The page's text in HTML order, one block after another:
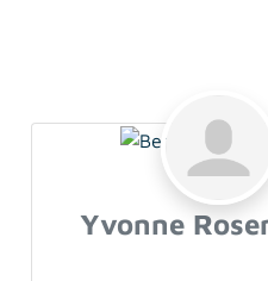
Yvonne